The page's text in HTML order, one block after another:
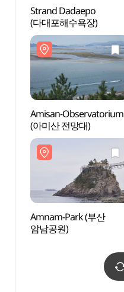
Strand Dadaepo
(다대포해수욕장)
Amisan-Observatorium
(아미산 전망대)
Amnam-Park (부산
암남공원)